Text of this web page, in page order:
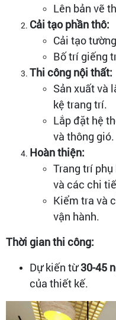
Lên bản vẽ
Cải tạo phần thô:
Cải tạo
Bố trí giếng
Thi công nội thất:
Sản xuất và
kệ trang trí.
Lắp đặt hệ
và thông gió.
Hoàn thiện:
Trang trí
và các chi
Kiểm tra và
vận hành.
Thời gian thi công:
Dự kiến từ30-45
của thiết kế.